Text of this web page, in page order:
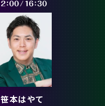
笹本はやて